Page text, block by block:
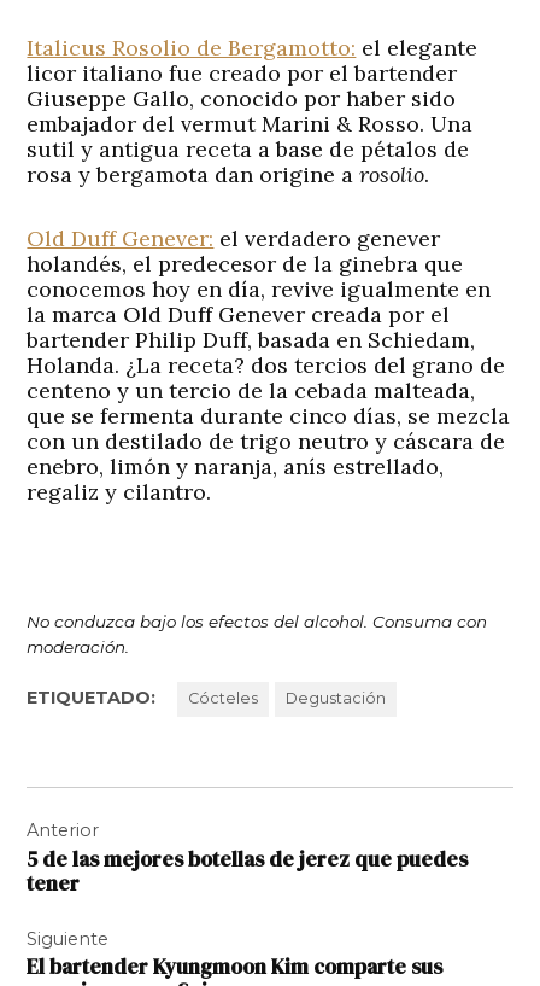
Italicus Rosolio de Bergamotto: el elegante
licor italiano fue creado por el bartender
Giuseppe Gallo, conocido por haber sido
embajador del vermut Marini & Rosso. Una
sutil y antigua receta a base de pétalos de
rosa y bergamota dan origine arosolio.
Old Duff Genever: el verdadero genever
holandés, el predecesor de la ginebra que
conocemos hoy en día, revive igualmente en
la marca Old Duff Genever creada por el
bartender Philip Duff, basada en Schiedam,
Holanda. ¿La receta? dos tercios del grano de
centeno y un tercio de la cebada malteada,
que se fermenta durante cinco días, se mezcla
con un destilado de trigo neutro y cáscara de
enebro, limón y naranja, anís estrellado,
regaliz y cilantro.
No conduzca bajo los efectos del alcohol. Consuma con
moderación.
ETIQUETADO: Cócteles Degustación
de
entradas
Anterior
5 de las mejores botellas de jerez que puedes
tener
Siguiente
El bartender Kyungmoon Kim comparte sus